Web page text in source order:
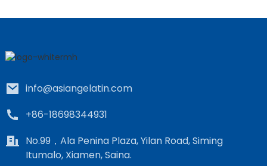
info@asiangelatin.com
+86-18698344931
No.99，Ala Penina Plaza, Yilan Road, Siming
Itumalo, Xiamen, Saina.